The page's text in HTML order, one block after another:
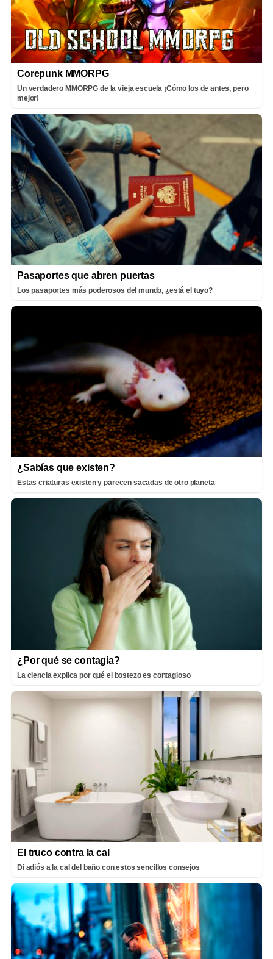
Corepunk MMORPG
Un verdadero MMORPG de la vieja escuela ¡Cómo los de antes, pero
mejor!
Pasaportes que abren puertas
Los pasaportes más poderosos del mundo, ¿está el tuyo?
¿Sabías que existen?
Estas criaturas existen y parecen sacadas de otro planeta
¿Por qué se contagia?
La ciencia explica por qué el bostezo es contagioso
El truco contra la cal
Di adiós a la cal del baño con estos sencillos consejos